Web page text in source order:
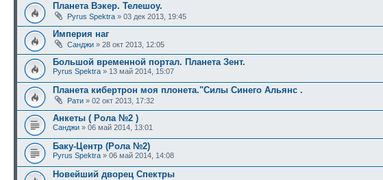
Планета Вэкер. Телешоу.
Pyrus Spektra » 03 дек 2013, 19:45
Империя наг
Санджи » 28 окт 2013, 12:05
Большой временной портал. Планета Зент.
Pyrus Spektra » 13 май 2014, 15:07
Планета кибертрон моя плонета."Силы Синего Альянс .
Рати » 02 окт 2013, 17:32
Анкеты ( Рола №2 )
Санджи » 06 май 2014, 13:01
Баку-Центр (Рола №2)
Pyrus Spektra » 06 май 2014, 14:08
Новейший дворец Спектры